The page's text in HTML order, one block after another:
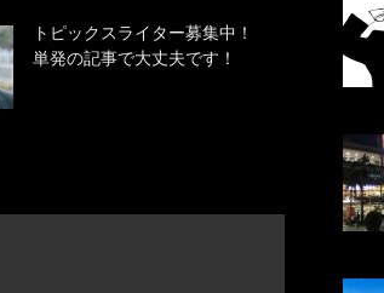
トピックスライター募集中！
単発の記事で大丈夫です！